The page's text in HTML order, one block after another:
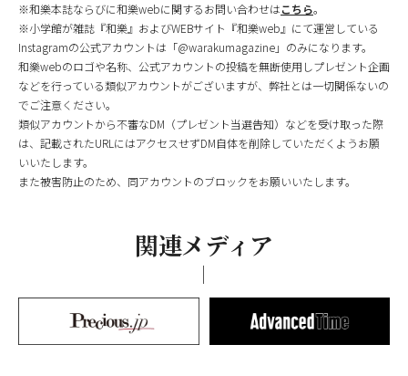
※和樂本誌ならびに和樂webに関するお問い合わせはこちら。
※小学館が雑誌『和樂』およびWEBサイト『和樂web』にて運営している
Instagramの公式アカウントは「@warakumagazine」のみになります。
和樂webのロゴや名称、公式アカウントの投稿を無断使用しプレゼント企画
などを行っている類似アカウントがございますが、弊社とは一切関係ないの
でご注意ください。
類似アカウントから不審なDM（プレゼント当選告知）などを受け取った際
は、記載されたURLにはアクセスせずDM自体を削除していただくようお願
いいたします。
また被害防止のため、同アカウントのブロックをお願いいたします。
関連メディア